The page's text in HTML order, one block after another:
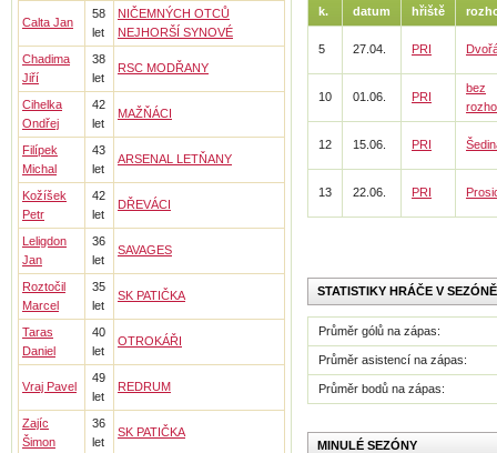
Calta Jan
58
let
NIČEMNÝCH OTCŮ
NEJHORŠÍ SYNOVÉ
Chadima
Jiří
38
let
RSC MODŘANY
Cihelka
Ondřej
42
let
MAŽŇÁCI
Filípek
Michal
43
let
ARSENAL LETŇANY
Kožíšek
Petr
42
let
DŘEVÁCI
Leligdon
Jan
36
let
SAVAGES
Roztočil
Marcel
35
let
SK PATIČKA
Taras
Daniel
40
let
OTROKÁŘI
Vraj Pavel
49
let
REDRUM
Zajíc
Šimon
36
let
SK PATIČKA
k. datum hřiště
5 27.04. PRI
10 01.06. PRI
bez
12 15.06. PRI
13 22.06. PRI
STATISTIKY HRÁČE V
Průměr gólů na zápas:
Průměr asistencí na zápas:
Průměr bodů na zápas:
MINULÉ SEZÓNY